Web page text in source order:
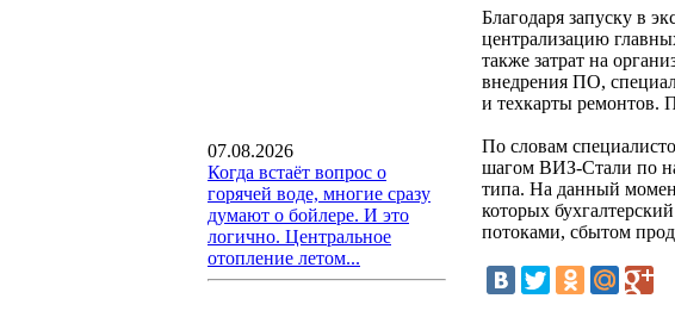
07.08.2026
Когда встаёт вопрос о
горячей воде, многие сразу
думают о бойлере. И это
логично. Центральное
отопление летом...
Благодаря запуску в
централизацию
также затрат на
внедрения ПО,
и техкарты ремонтов.
По словам
шагом ВИЗ-Стали по
типа. На данный
которых
потоками, сбытом